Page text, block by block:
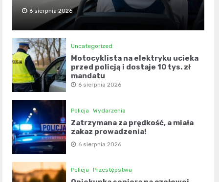
6 sierpnia 2026
Uncategorized
Motocyklista na elektryku ucieka
przed policją i dostaje 10 tys. zł
mandatu
6 sierpnia 2026
Policja Wydarzenia
Zatrzymana za prędkość, a miała
zakaz prowadzenia!
6 sierpnia 2026
Policja Przestępstwa